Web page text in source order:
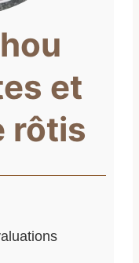
et
rôtis